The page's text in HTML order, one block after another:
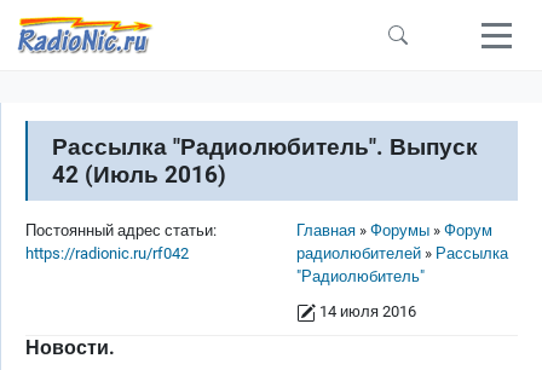
Перейти к основному содержанию
Рассылка "Радиолюбитель". Выпуск
42 (Июль 2016)
Строка навигации
Главная Форумы
Форум
радиолюбителей
Рассылка
"Радиолюбитель"
14 июля 2016
Постоянный адрес статьи:
https://radionic.ru/rf042
Новости.